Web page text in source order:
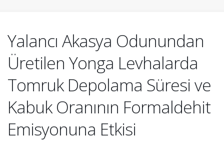
Yalancı Akasya Odunundan
Üretilen Yonga Levhalarda
Tomruk Depolama Süresi ve
Kabuk Oranının Formaldehit
Emisyonuna Etkisi